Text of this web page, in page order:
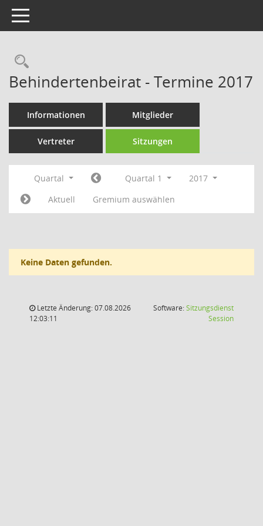
Toggle navigation
Rechercheauswahl
Behindertenbeirat - Termine 2017
Informationen Mitglieder
Vertreter Sitzungen
Quartal Quartal 1
2017
Aktuell
Gremium auswählen
Keine Daten gefunden.
Letzte Änderung: 07.08.2026
12:03:11
Software:Sitzungsdienst
Session(Wird in